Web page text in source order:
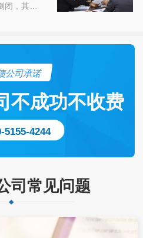
闭，其…
公司承诺
不成功不收费
5155-4244
司常见问题